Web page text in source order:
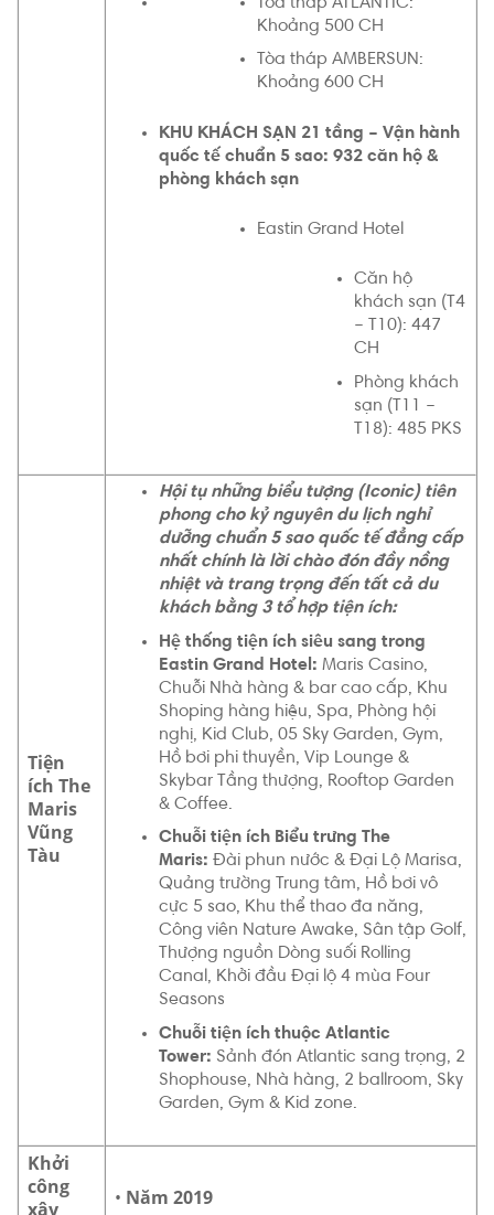
Khoảng 500 CH
Tòa tháp AMBERSUN:
Khoảng 600 CH
KHU KHÁCH SẠN 21 tầng – Vận hành
quốc tế chuẩn 5 sao: 932 căn hộ &
phòng khách sạn
Eastin Grand Hotel
Căn hộ
khách sạn (T4
– T10): 447
CH
Phòng khách
sạn (T11 –
T18): 485 PKS
Tiện
ích The
Maris
Vũng
Tàu
Hội tụ những biểu tượng (Iconic) tiên
phong cho kỷ nguyên du lịch nghỉ
dưỡng chuẩn 5 sao quốc tế đẳng cấp
nhất chính là lời chào đón đầy nồng
nhiệt và trang trọng đến tất cả du
khách bằng 3 tổ hợp tiện ích:
Hệ thống tiện ích siêu sang trong
Eastin Grand Hotel: Maris Casino,
Chuỗi Nhà hàng & bar cao cấp, Khu
Shoping hàng hiệu, Spa, Phòng hội
nghị, Kid Club, 05 Sky Garden, Gym,
Hồ bơi phi thuyền, Vip Lounge &
Skybar Tầng thượng, Rooftop Garden
& Coffee.
Chuỗi tiện ích Biểu trưng The
Maris: Đài phun nước & Đại Lộ Marisa,
Quảng trường Trung tâm, Hồ bơi vô
cực 5 sao, Khu thể thao đa năng,
Công viên Nature Awake, Sân tập Golf,
Thượng nguồn Dòng suối Rolling
Canal, Khởi đầu Đại lộ 4 mùa Four
Seasons
Chuỗi tiện ích thuộc Atlantic
Tower: Sảnh đón Atlantic sang trọng, 2
Shophouse, Nhà hàng, 2 ballroom, Sky
Garden, Gym & Kid zone.
Khởi
công
xây
• Năm 2019